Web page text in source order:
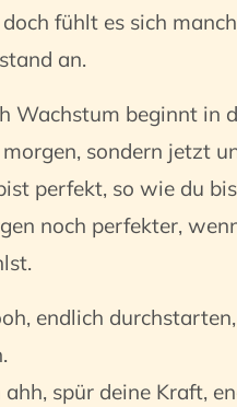
fühlt es sich
an.
Wachstum beginnt in
sondern jetzt
perfekt, so wie du
noch perfekter,
endlich
ahh, spür deine Kraft,